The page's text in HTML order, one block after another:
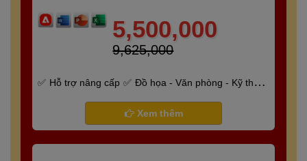
5,500,000
9,625,000
Hỗ trợ nâng cấp
Đồ họa - Văn phòng - Kỹ thuật
Bảo hành 6 tháng
Xem thêm